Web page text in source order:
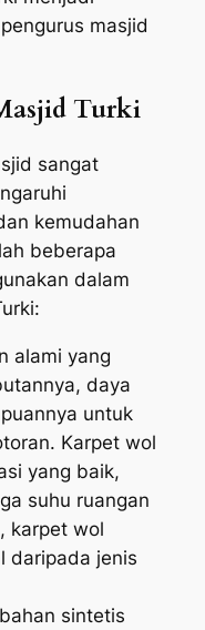
masjid
Turki
sangat
kemudahan
beberapa
dalam
alami yang
daya
untuk
Karpet wol
yang baik,
suhu ruangan
karpet wol
daripada jenis
sintetis